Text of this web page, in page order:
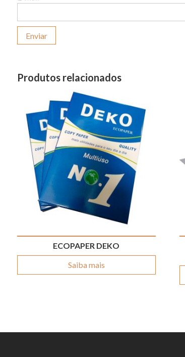
Produtos relacionados
ECOPAPER DEKO
Saiba mais